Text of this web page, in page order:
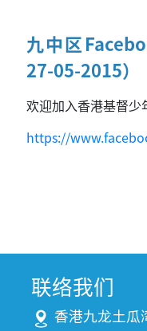
九中区
27-05-2015）
欢迎加入香港基督
https://
联络我们
香港九龙土瓜